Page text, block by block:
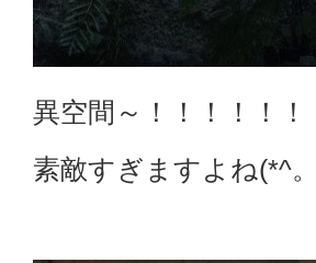
異空間～！！！！！
素敵すぎますよね(*^